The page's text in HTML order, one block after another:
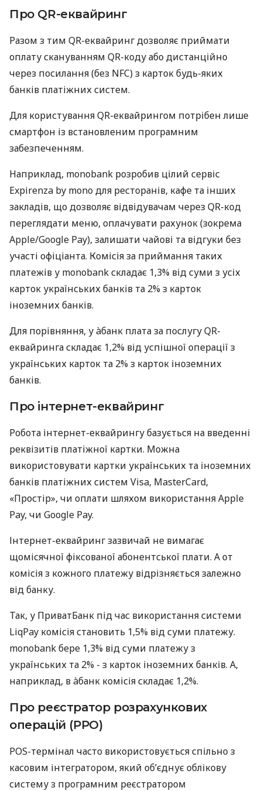
Про QR-еквайринг
Разом з тим QR-еквайринг дозволяє приймати
оплату скануванням QR-коду або дистанційно
через посилання (без NFC) з карток будь-яких
банків платіжних систем.
Для користування QR-еквайрингом потрібен лише
смартфон із встановленим програмним
забезпеченням.
Наприклад, monobank розробив цілий сервіс
Expirenza by mono для ресторанів, кафе та інших
закладів, що дозволяє відвідувачам через QR-код
переглядати меню, оплачувати рахунок (зокрема
Apple/Google Pay), залишати чайові та відгуки без
участі офіціанта. Комісія за приймання таких
платежів у monobank складає 1,3% від суми з усіх
карток українських банків та 2% з карток
іноземних банків.
Для порівняння, у àбанк плата за послугу QR-
еквайринга складає 1,2% від успішної операції з
українських карток та 2% з карток іноземних
банків.
Про інтернет-еквайринг
Робота інтернет-еквайрингу базується на введенні
реквізитів платіжної картки. Можна
використовувати картки українських та іноземних
банків платіжних систем Visa, MasterCard,
«Простір», чи оплати шляхом використання Apple
Pay, чи Google Pay.
Інтернет-еквайринг зазвичай не вимагає
щомісячної фіксованої абонентської плати. А от
комісія з кожного платежу відрізняється залежно
від банку.
Так, у ПриватБанк під час використання системи
LiqPay комісія становить 1,5% від суми платежу.
monobank бере 1,3% від суми платежу з
українських та 2% - з карток іноземних банків. А,
наприклад, в àбанк комісія складає 1,2%.
Про реєстратор розрахункових
операцій (РРО)
POS-термінал часто використовується спільно з
касовим інтегратором, який об’єднує облікову
систему з програмним реєстратором